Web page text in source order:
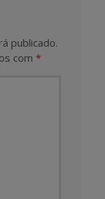
publicado.
com *